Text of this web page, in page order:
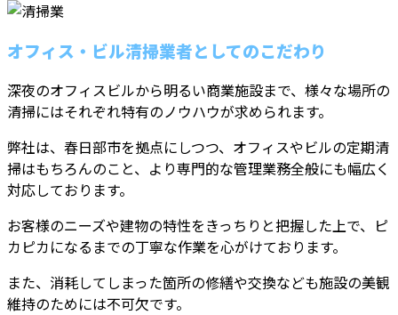
オフィス・ビル清掃業者としてのこだわり
深夜のオフィスビルから明るい商業施設まで、様々な場所の
清掃にはそれぞれ特有のノウハウが求められます。
弊社は、春日部市を拠点にしつつ、オフィスやビルの定期清
掃はもちろんのこと、より専門的な管理業務全般にも幅広く
対応しております。
お客様のニーズや建物の特性をきっちりと把握した上で、ピ
カピカになるまでの丁寧な作業を心がけております。
また、消耗してしまった箇所の修繕や交換なども施設の美観
維持のためには不可欠です。